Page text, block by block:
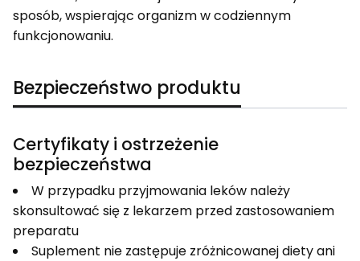
sposób, wspierając organizm w codziennym
funkcjonowaniu.
Bezpieczeństwo produktu
Certyfikaty i ostrzeżenie
bezpieczeństwa
W przypadku przyjmowania leków należy
skonsultować się z lekarzem przed zastosowaniem
preparatu
Suplement nie zastępuje zróżnicowanej diety ani